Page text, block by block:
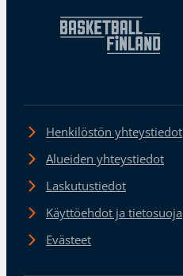
Henkilöstön yhteystiedot
Alueiden yhteystiedot
Laskutustiedot
Käyttöehdot ja tietosuoja
Evästeet